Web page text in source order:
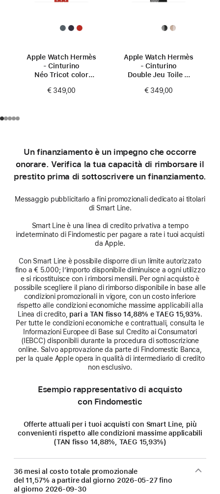
Apple Watch Hermès
- Cinturino
Néo Tricot color
€ 349,00
Apple Watch Hermès
- Cinturino
Double Jeu Toile H
(42 mm)
€ 349,00
Un finanziamento è un impegno che occorre
onorare. Verifica la tua capacità di rimborsare il
prestito prima di sottoscrivere un finanziamento.
Messaggio pubblicitario a fini promozionali dedicato ai titolari
di Smart Line.
Smart Line è una linea di credito privativa a tempo
indeterminato di Findomestic per pagare a rate i tuoi acquisti
da Apple.
Con Smart Line è possibile disporre di un limite autorizzato
fino a € 5.000; l’importo disponibile diminuisce a ogni utilizzo
e si ricostituisce con i rimborsi mensili. Per ogni acquisto è
possibile scegliere il piano di rimborso disponibile in base alle
condizioni promozionali in vigore, con un costo inferiore
rispetto alle condizioni economiche massime applicabili alla
Linea di credito, pari a TAN fisso 14,88% e TAEG 15,93%.
Per tutte le condizioni economiche e contrattuali, consulta le
Informazioni Europee di Base sul Credito ai Consumatori
(IEBCC) disponibili durante la procedura di sottoscrizione
online. Salvo approvazione da parte di Findomestic Banca,
per la quale Apple opera in qualità di intermediario di credito
non esclusivo.
Esempio rappresentativo di acquisto
con Findomestic
Offerte attuali per i tuoi acquisti con Smart Line, più
convenienti rispetto alle condizioni massime applicabili
(TAN fisso 14,88%, TAEG 15,93%)
36 mesi al costo totale promozionale
del 11,57% a partire dal giorno 2026-05-27fino
al giorno 2026-09-30